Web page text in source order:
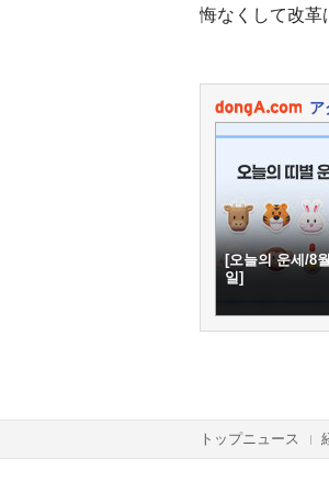
悔なくして改革
ア
[오늘의 운세/8
일]
トップニュース